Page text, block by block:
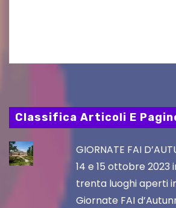
Classifica Articoli E
GIORNATE FAI
14 e 15 ottobre
trenta luoghi aperti
Giornate FAI